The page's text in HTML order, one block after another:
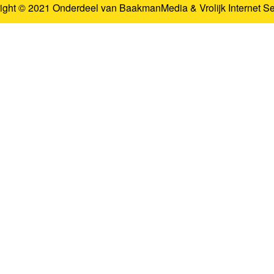
© 2021 Onderdeel van BaakmanMedia& Vrolijk Internet